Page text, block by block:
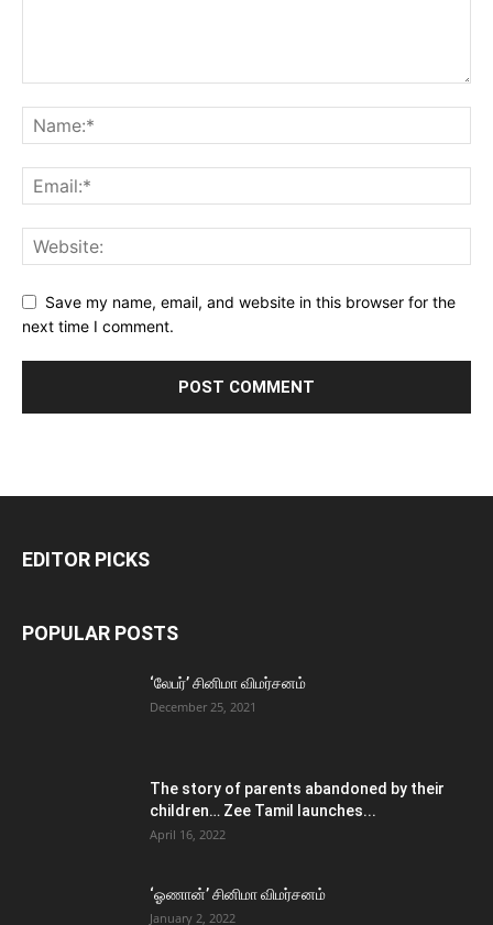
Save my name, email, and website in this browser for the
next time I comment.
EDITOR PICKS
POPULAR POSTS
‘லேபர்’ சினிமா விமர்சனம்
December 25, 2021
The story of parents abandoned by their
children… Zee Tamil launches...
April 16, 2022
‘ஓணான்’ சினிமா விமர்சனம்
January 2, 2022